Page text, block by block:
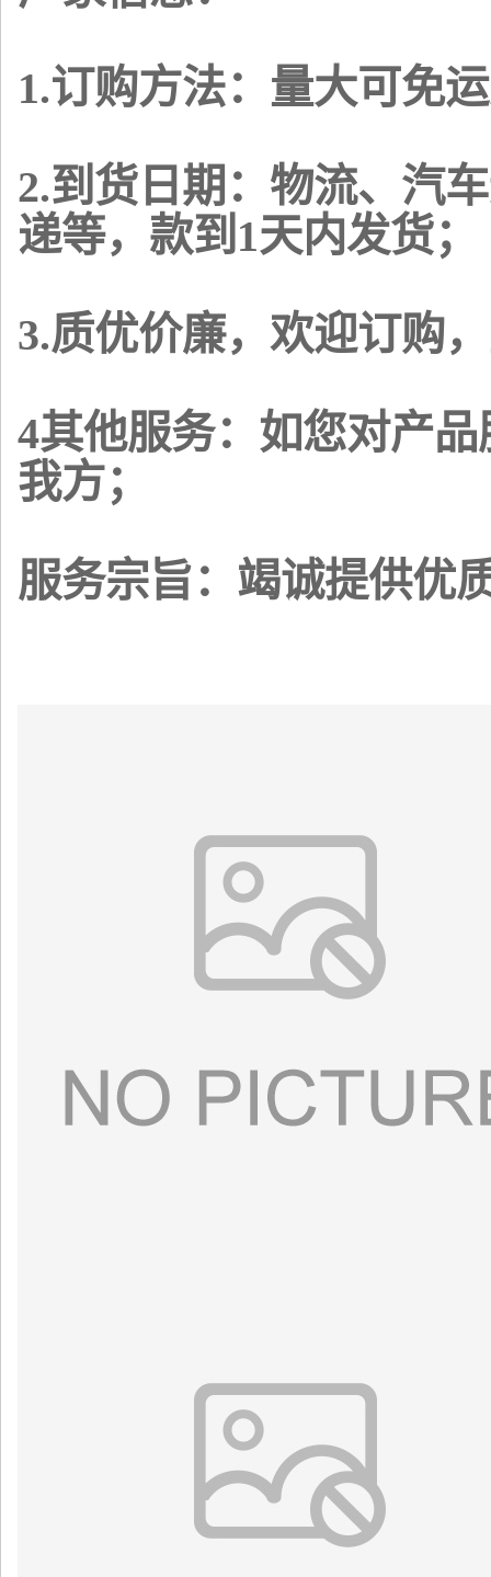
1.订购方法：量大可免
2.到货日期：物流、汽
递等，款到1天内发货；
3.质优价廉，欢迎订购
4其他服务：如您对产
我方；
服务宗旨：竭诚提供优